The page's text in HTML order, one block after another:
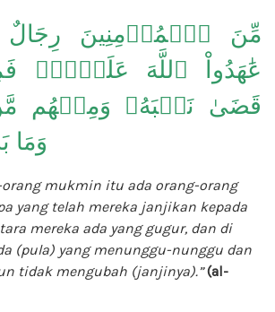
مِّنَ ٱلۡمُؤۡمِنِينَ رِجَالٌ
عَٰهَدُواْ ٱللَّهَ عَلَيۡهِۖ
قَضَىٰ نَحۡبَهُۥ وَمِنۡهُم
وَمَا
orang mukmin itu ada orang-orang
yang telah mereka janjikan kepada
mereka ada yang gugur, dan di
(pula) yang menunggu-nunggu dan
tidak mengubah (janjinya).” (al-